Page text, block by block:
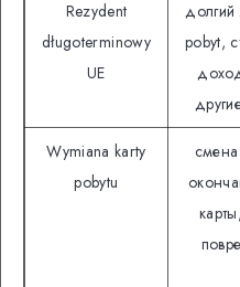
Rezydent
długoterminowy
UE
долгий
pobyt,
Wymiana karty
pobytu